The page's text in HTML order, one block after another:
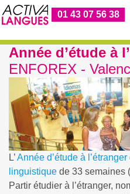
01 43 07 56 38
Année d’étude à
ENFOREX -
L’Année d’étude à l’étranger
linguistique de 33 semaines
Partir étudier à l’étranger,